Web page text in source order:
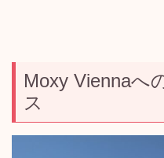
Moxy Viennaへ
ス